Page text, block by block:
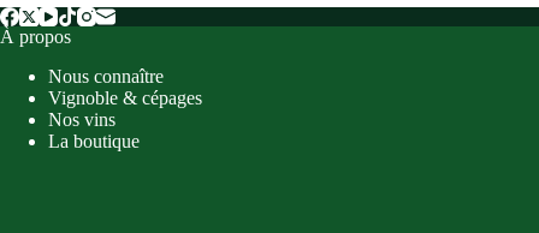
À propos
Nous connaître
Vignoble & cépages
Nos vins
La boutique